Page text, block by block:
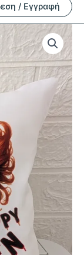
/ Εγγραφή